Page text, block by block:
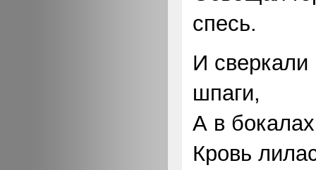
спесь.
И сверкали
шпаги,
А в
Кровь